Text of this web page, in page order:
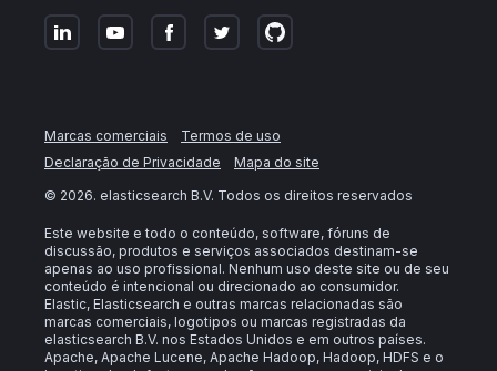
Marcas comerciais
Termos de uso
Declaração de Privacidade
Mapa do site
© 2026. elasticsearch B.V. Todos os direitos reservados
Este website e todo o conteúdo, software, fóruns de
discussão, produtos e serviços associados destinam-se
apenas ao uso profissional. Nenhum uso deste site ou de seu
conteúdo é intencional ou direcionado ao consumidor.
Elastic, Elasticsearch e outras marcas relacionadas são
marcas comerciais, logotipos ou marcas registradas da
elasticsearch B.V. nos Estados Unidos e em outros países.
Apache, Apache Lucene, Apache Hadoop, Hadoop, HDFS e o